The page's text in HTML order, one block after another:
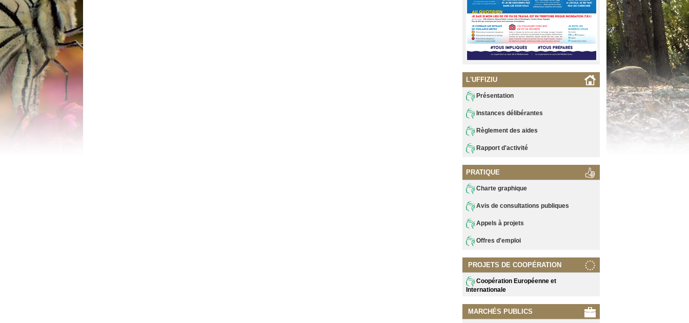
L'UFFIZIU
Présentation
Instances délibérantes
Règlement des aides
Rapport d'activité
PRATIQUE
Charte graphique
Avis de consultations publiques
Appels à projets
Offres d'emploi
PROJETS DE COOPÉRATION
Coopération Européenne et
Internationale
MARCHÉS PUBLICS